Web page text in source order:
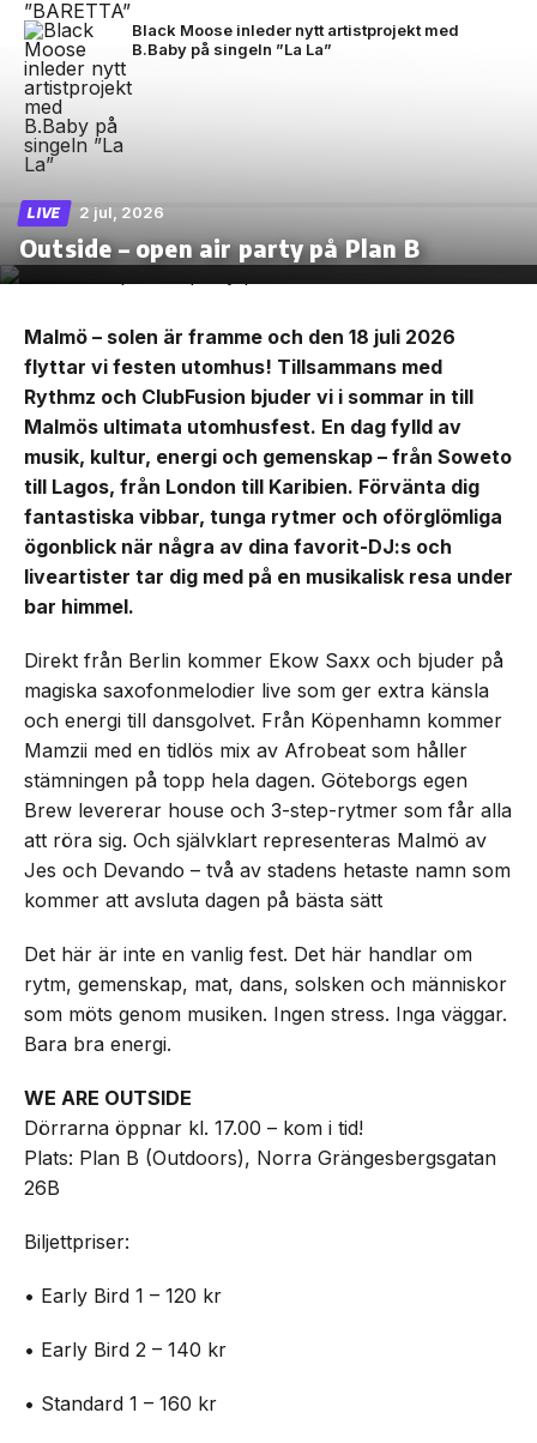
Black Moose inleder nytt artistprojekt med
B.Baby på singeln ”La La”
LIVE 2 jul, 2026
Outside – open air party på Plan B
Malmö – solen är framme och den 18 juli 2026
flyttar vi festen utomhus! Tillsammans med
Rythmz och ClubFusion bjuder vi i sommar in till
Malmös ultimata utomhusfest. En dag fylld av
musik, kultur, energi och gemenskap – från Soweto
till Lagos, från London till Karibien. Förvänta dig
fantastiska vibbar, tunga rytmer och oförglömliga
ögonblick när några av dina favorit-DJ:s och
liveartister tar dig med på en musikalisk resa under
bar himmel.
Direkt från Berlin kommer Ekow Saxx och bjuder på
magiska saxofonmelodier live som ger extra känsla
och energi till dansgolvet. Från Köpenhamn kommer
Mamzii med en tidlös mix av Afrobeat som håller
stämningen på topp hela dagen. Göteborgs egen
Brew levererar house och 3-step-rytmer som får alla
att röra sig. Och självklart representeras Malmö av
Jes och Devando – två av stadens hetaste namn som
kommer att avsluta dagen på bästa sätt
Det här är inte en vanlig fest. Det här handlar om
rytm, gemenskap, mat, dans, solsken och människor
som möts genom musiken. Ingen stress. Inga väggar.
Bara bra energi.
WE ARE OUTSIDE
Dörrarna öppnar kl. 17.00 – kom i tid!
Plats: Plan B (Outdoors), Norra Grängesbergsgatan
26B
Biljettpriser:
• Early Bird 1 – 120 kr
• Early Bird 2 – 140 kr
• Standard 1 – 160 kr